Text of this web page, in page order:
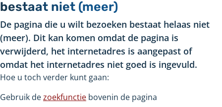
bestaat niet (meer)
De pagina die u wilt bezoeken bestaat helaas niet
(meer). Dit kan komen omdat de pagina is
verwijderd, het internetadres is aangepast of
omdat het internetadres niet goed is ingevuld.
Hoe u toch verder kunt gaan:
Gebruik dezoekfunctie bovenin de pagina